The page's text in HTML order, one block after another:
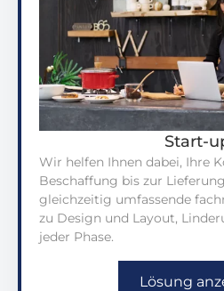
Start-
Wir helfen Ihnen dabei, Ihre
Beschaffung bis zur
gleichzeitig umfassende
zu Design und Layout,
jeder Phase.
Lösung